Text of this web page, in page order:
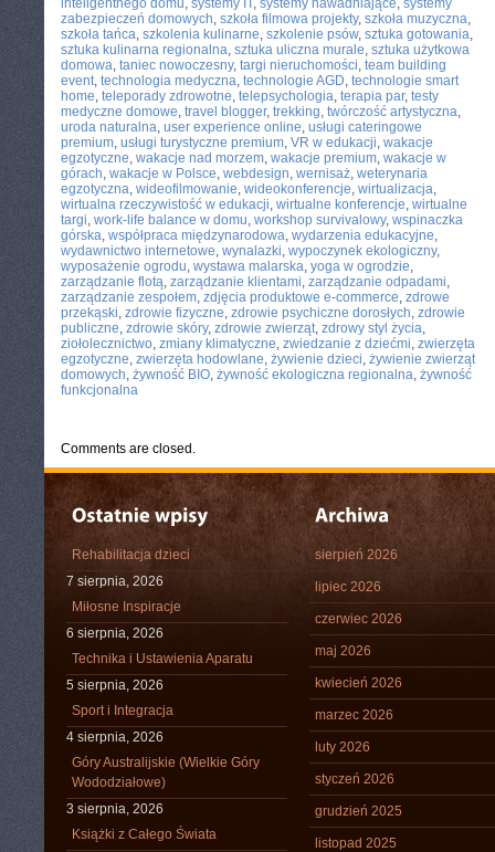
inteligentnego domu, systemy IT, systemy nawadniające, systemy
zabezpieczeń domowych, szkoła filmowa projekty, szkoła muzyczna,
szkoła tańca, szkolenia kulinarne, szkolenie psów, sztuka gotowania,
sztuka kulinarna regionalna, sztuka uliczna murale, sztuka użytkowa
domowa, taniec nowoczesny, targi nieruchomości, team building
event, technologia medyczna, technologie AGD, technologie smart
home, teleporady zdrowotne, telepsychologia, terapia par, testy
medyczne domowe, travel blogger, trekking, twórczość artystyczna,
uroda naturalna, user experience online, usługi cateringowe
premium, usługi turystyczne premium, VR w edukacji, wakacje
egzotyczne, wakacje nad morzem, wakacje premium, wakacje w
górach, wakacje w Polsce, webdesign, wernisaż, weterynaria
egzotyczna, wideofilmowanie, wideokonferencje, wirtualizacja,
wirtualna rzeczywistość w edukacji, wirtualne konferencje, wirtualne
targi, work-life balance w domu, workshop survivalowy, wspinaczka
górska, współpraca międzynarodowa, wydarzenia edukacyjne,
wydawnictwo internetowe, wynalazki, wypoczynek ekologiczny,
wyposażenie ogrodu, wystawa malarska, yoga w ogrodzie,
zarządzanie flotą, zarządzanie klientami, zarządzanie odpadami,
zarządzanie zespołem, zdjęcia produktowe e-commerce, zdrowe
przekąski, zdrowie fizyczne, zdrowie psychiczne dorosłych, zdrowie
publiczne, zdrowie skóry, zdrowie zwierząt, zdrowy styl życia,
ziołolecznictwo, zmiany klimatyczne, zwiedzanie z dziećmi, zwierzęta
egzotyczne, zwierzęta hodowlane, żywienie dzieci, żywienie zwierząt
domowych, żywność BIO, żywność ekologiczna regionalna, żywność
funkcjonalna
Comments are closed.
Rehabilitacja dzieci
7 sierpnia, 2026
Miłosne Inspiracje
6 sierpnia, 2026
Technika i Ustawienia Aparatu
5 sierpnia, 2026
Sport i Integracja
4 sierpnia, 2026
Góry Australijskie (Wielkie Góry
Wododziałowe)
3 sierpnia, 2026
Książki z Całego Świata
sierpień 2026
lipiec 2026
czerwiec 2026
maj 2026
kwiecień 2026
marzec 2026
luty 2026
styczeń 2026
grudzień 2025
listopad 2025